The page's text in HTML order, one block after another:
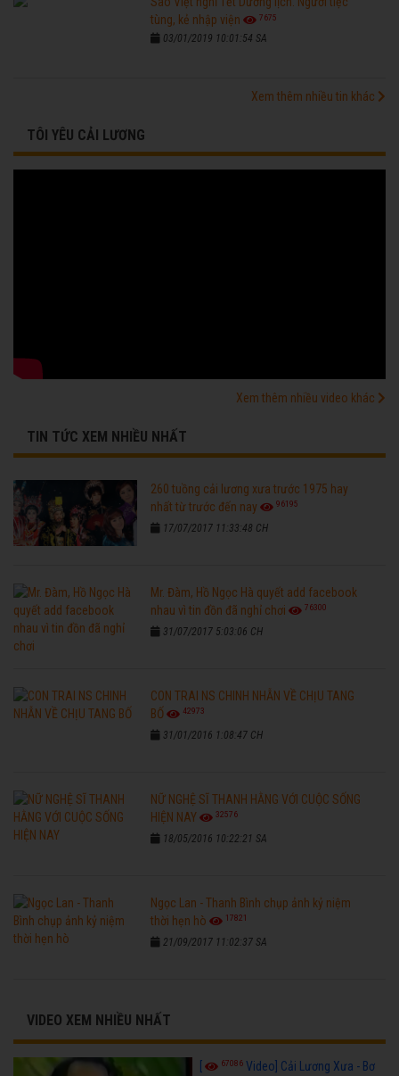
tùng, kẻ nhập viện
7675
03/01/2019 10:01:54 SA
Xem thêm nhiều tin khác
TÔI YÊU CẢI LƯƠNG
Xem thêm nhiều video khác
TIN TỨC XEM NHIỀU NHẤT
260 tuồng cải lương xưa trước 1975 hay
nhất từ trước đến nay
96195
17/07/2017 11:33:48 CH
Mr. Đàm, Hồ Ngọc Hà quyết add facebook
nhau vì tin đồn đã nghỉ chơi
76300
31/07/2017 5:03:06 CH
CON TRAI NS CHINH NHẪN VỀ CHỊU TANG
BỐ
42973
31/01/2016 1:08:47 CH
NỮ NGHỆ SĨ THANH HẰNG VỚI CUỘC SỐNG
HIỆN NAY
32576
18/05/2016 10:22:21 SA
Ngọc Lan - Thanh Bình chụp ảnh kỷ niệm
thời hẹn hò
17821
21/09/2017 11:02:37 SA
VIDEO XEM NHIỀU NHẤT
[ 67086 Video] Cải Lương Xưa - Bơ